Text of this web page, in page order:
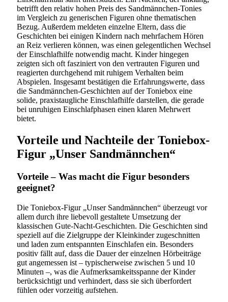
betrifft den relativ hohen Preis des Sandmännchen-Tonies
im Vergleich zu generischen Figuren ohne thematischen
Bezug. Außerdem meldeten einzelne Eltern, dass die
Geschichten bei einigen Kindern nach mehrfachem Hören
an Reiz verlieren können, was einen gelegentlichen Wechsel
der Einschlafhilfe notwendig macht. Kinder hingegen
zeigten sich oft fasziniert von den vertrauten Figuren und
reagierten durchgehend mit ruhigem Verhalten beim
Abspielen. Insgesamt bestätigen die Erfahrungswerte, dass
die Sandmännchen-Geschichten auf der Toniebox eine
solide, praxistaugliche Einschlafhilfe darstellen, die gerade
bei unruhigen Einschlafphasen einen klaren Mehrwert
bietet.
Vorteile und Nachteile der Toniebox-
Figur „Unser Sandmännchen“
Vorteile – Was macht die Figur besonders
geeignet?
Die Toniebox-Figur „Unser Sandmännchen“ überzeugt vor
allem durch ihre liebevoll gestaltete Umsetzung der
klassischen Gute-Nacht-Geschichten. Die Geschichten sind
speziell auf die Zielgruppe der Kleinkinder zugeschnitten
und laden zum entspannten Einschlafen ein. Besonders
positiv fällt auf, dass die Dauer der einzelnen Hörbeiträge
gut angemessen ist – typischerweise zwischen 5 und 10
Minuten –, was die Aufmerksamkeitsspanne der Kinder
berücksichtigt und verhindert, dass sie sich überfordert
fühlen oder vorzeitig aufstehen.